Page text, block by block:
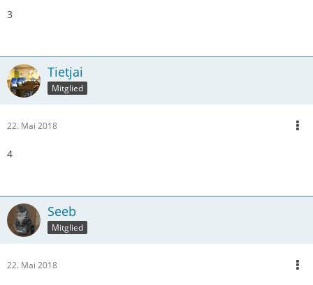
3
Tietjai
Mitglied
22. Mai 2018
4
Seeb
Mitglied
22. Mai 2018